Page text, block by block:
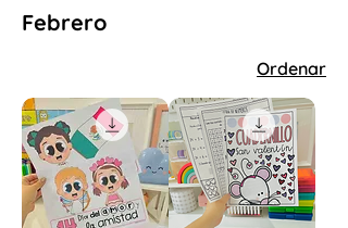
Febrero
Ordenar